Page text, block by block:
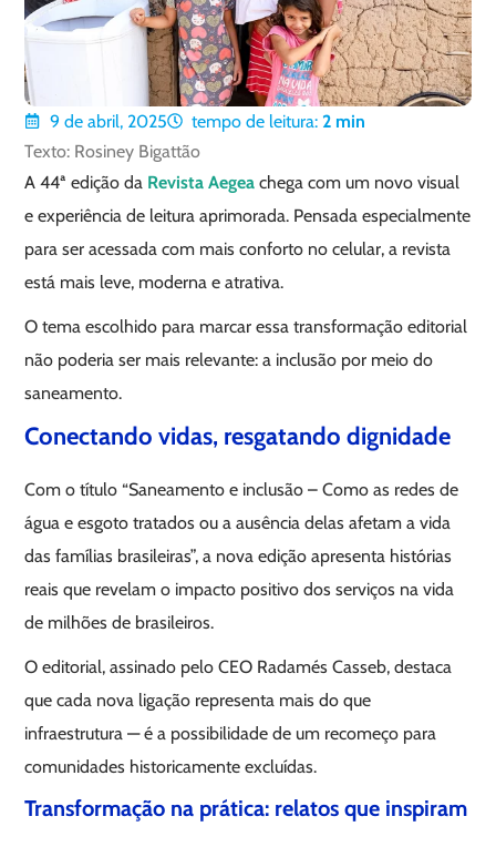
9 de abril, 2025 tempo de leitura: 2 min
Texto: Rosiney Bigattão
A 44ª edição da Revista Aegea chega com um novo visual
e experiência de leitura aprimorada. Pensada especialmente
para ser acessada com mais conforto no celular, a revista
está mais leve, moderna e atrativa.
O tema escolhido para marcar essa transformação editorial
não poderia ser mais relevante: a inclusão por meio do
saneamento.
Conectando vidas, resgatando dignidade
Com o título “Saneamento e inclusão – Como as redes de
água e esgoto tratados ou a ausência delas afetam a vida
das famílias brasileiras”, a nova edição apresenta histórias
reais que revelam o impacto positivo dos serviços na vida
de milhões de brasileiros.
O editorial, assinado pelo CEO Radamés Casseb, destaca
que cada nova ligação representa mais do que
infraestrutura — é a possibilidade de um recomeço para
comunidades historicamente excluídas.
Transformação na prática: relatos que inspiram